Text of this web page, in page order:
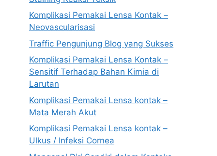
Komplikasi Pemakai Lensa Kontak –
Neovascularisasi
Traffic Pengunjung Blog yang Sukses
Komplikasi Pemakai Lensa Kontak –
Sensitif Terhadap Bahan Kimia di
Larutan
Komplikasi Pemakai Lensa kontak –
Mata Merah Akut
Komplikasi Pemakai Lensa kontak –
Ulkus / Infeksi Cornea